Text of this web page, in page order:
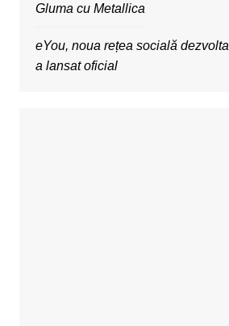
Gluma cu Metallica
eYou, noua rețea socială
a lansat oficial